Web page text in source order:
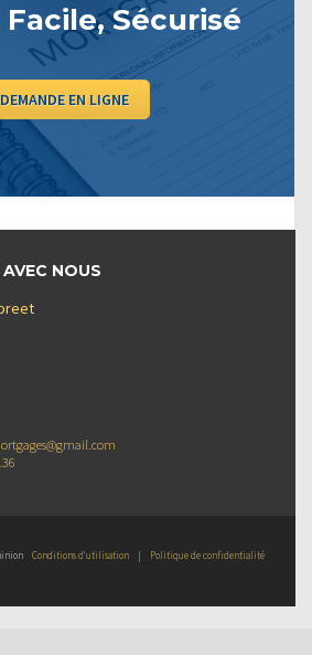
Facile, Sécurisé
DEMANDE EN LIGNE
NOUS
Conditions d’utilisation | Politique de confidentialité